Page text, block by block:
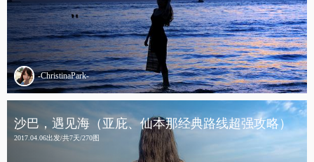
-ChristinaPark-
沙巴，遇见海（亚庇、仙本那经典路线超强攻略）
2017.04.06出发/共7天/270图